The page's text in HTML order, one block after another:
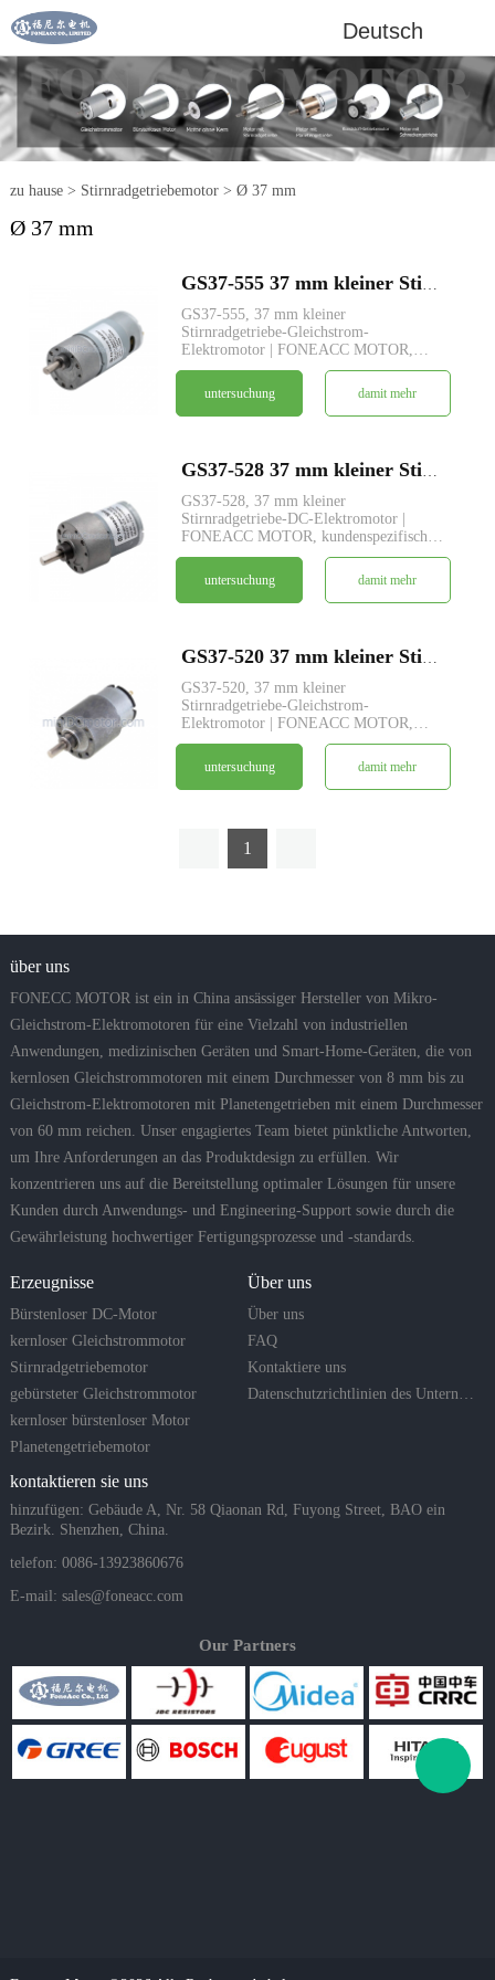
Deutsch
zu hause> Stirnradgetriebemotor> Ø 37 mm
Ø 37 mm
GS37-555, 37 mm kleiner
Stirnradgetriebe-Gleichstrom-
Elektromotor | FONEACC MOTOR,
kundenspezifischer Service verfügbar.
untersuchung damit mehr
GS37-528, 37 mm kleiner
Stirnradgetriebe-DC-Elektromotor |
FONEACC MOTOR, kundenspezifischer
Service verfügbar.
untersuchung damit mehr
GS37-520, 37 mm kleiner
Stirnradgetriebe-Gleichstrom-
Elektromotor | FONEACC MOTOR,
kundenspezifischer Service verfügbar.
untersuchung damit mehr
1
über uns
FONECC MOTOR ist ein in China ansässiger Hersteller von Mikro-
Gleichstrom-Elektromotoren für eine Vielzahl von industriellen
Anwendungen, medizinischen Geräten und Smart-Home-Geräten, die von
kernlosen Gleichstrommotoren mit einem Durchmesser von 8 mm bis zu
Gleichstrom-Elektromotoren mit Planetengetrieben mit einem Durchmesser
von 60 mm reichen. Unser engagiertes Team bietet pünktliche Antworten,
um Ihre Anforderungen an das Produktdesign zu erfüllen. Wir
konzentrieren uns auf die Bereitstellung optimaler Lösungen für unsere
Kunden durch Anwendungs- und Engineering-Support sowie durch die
Gewährleistung hochwertiger Fertigungsprozesse und -standards.
Erzeugnisse
Bürstenloser DC-Motor
kernloser Gleichstrommotor
Stirnradgetriebemotor
gebürsteter Gleichstrommotor
kernloser bürstenloser Motor
Planetengetriebemotor
Über uns
Über uns
FAQ
Kontaktiere uns
kontaktieren sie uns
hinzufügen: Gebäude A, Nr. 58 Qiaonan Rd, Fuyong Street, BAO ein
Bezirk. Shenzhen, China.
telefon: 0086-13923860676
E-mail: sales@foneacc.com
Our Partners